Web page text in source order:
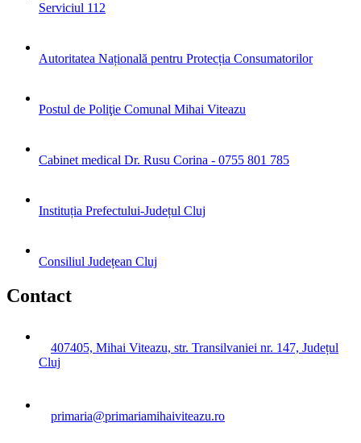
Serviciul 112
Autoritatea Națională pentru Protecția Consumatorilor
Postul de Poliţie Comunal Mihai Viteazu
Cabinet medical Dr. Rusu Corina - 0755 801 785
Instituția Prefectului-Județul Cluj
Consiliul Județean Cluj
Contact
407405, Mihai Viteazu, str. Transilvaniei nr. 147, Județul
Cluj
primaria@primariamihaiviteazu.ro